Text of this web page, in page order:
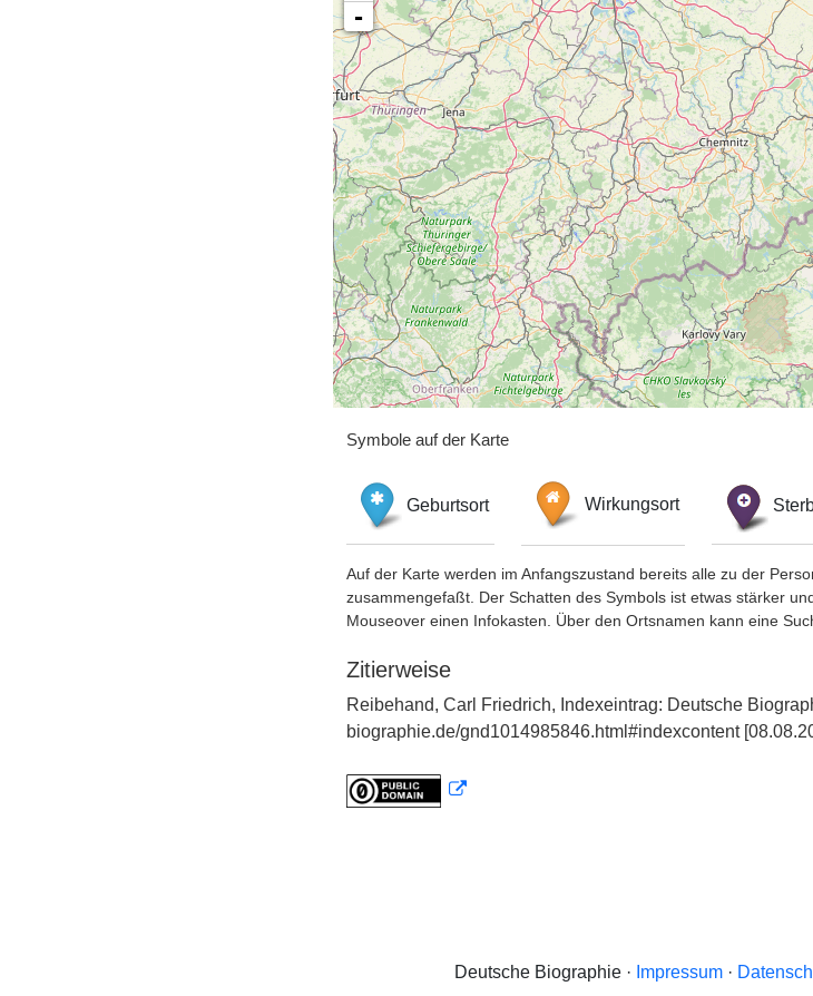
-
Symbole auf der Karte
Geburtsort Wirkungsort
Auf der Karte werden im Anfangszustand bereits alle zu der
zusammengefaßt. Der Schatten des Symbols ist etwas stärker
Mouseover einen Infokasten. Über den Ortsnamen kann eine
Zitierweise
Reibehand, Carl Friedrich, Indexeintrag: Deutsche
biographie.de/gnd1014985846.html#indexcontent
Deutsche Biographie · Impressum ·